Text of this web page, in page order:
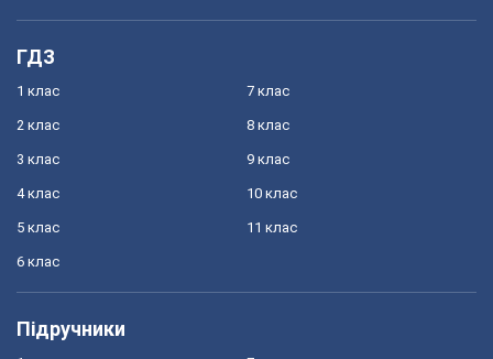
ГДЗ
1 клас
2 клас
3 клас
4 клас
5 клас
6 клас
7 клас
8 клас
9 клас
10 клас
11 клас
Підручники